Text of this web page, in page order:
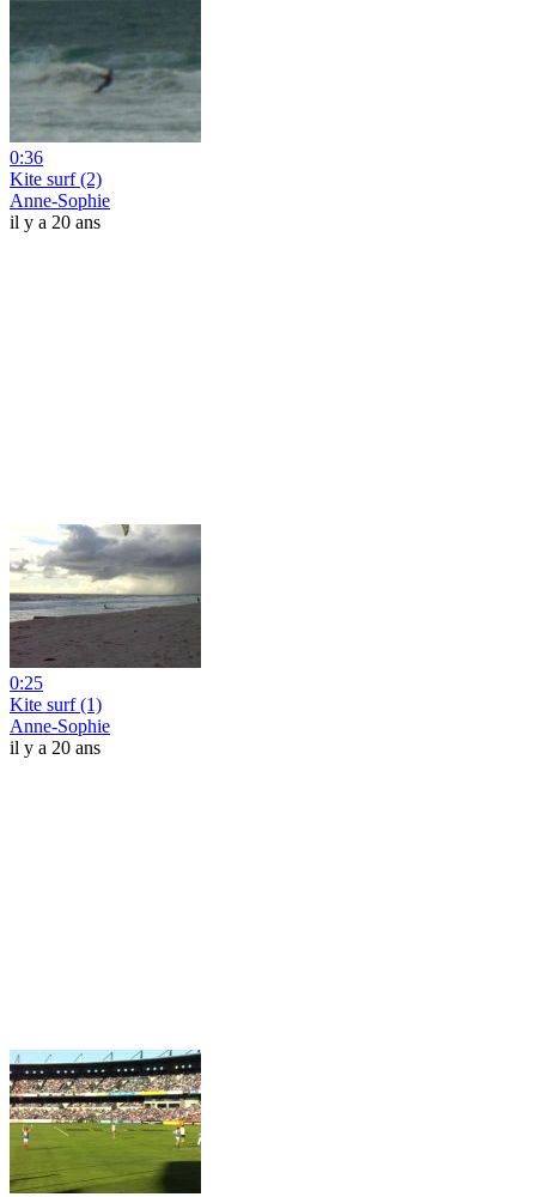
0:36
Kite surf (2)
Anne-Sophie
il y a 20 ans
0:25
Kite surf (1)
Anne-Sophie
il y a 20 ans